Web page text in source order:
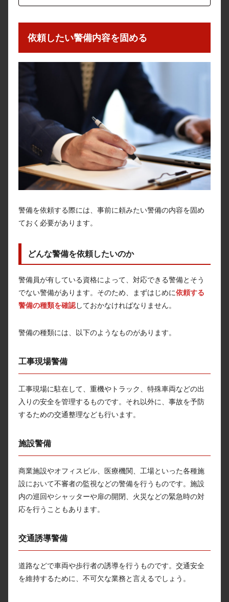
依頼したい警備内容を固める
警備を依頼する際には、事前に頼みたい警備の内容を固め
ておく必要があります。
どんな警備を依頼したいのか
警備員が有している資格によって、対応できる警備とそう
でない警備があります。そのため、まずはじめに依頼する
警備の種類を確認しておかなければなりません。
警備の種類には、以下のようなものがあります。
工事現場警備
工事現場に駐在して、重機やトラック、特殊車両などの出
入りの安全を管理するものです。それ以外に、事故を予防
するための交通整理なども行います。
施設警備
商業施設やオフィスビル、医療機関、工場といった各種施
設において不審者の監視などの警備を行うものです。施設
内の巡回やシャッターや扉の開閉、火災などの緊急時の対
応を行うこともあります。
交通誘導警備
道路などで車両や歩行者の誘導を行うものです。交通安全
を維持するために、不可欠な業務と言えるでしょう。